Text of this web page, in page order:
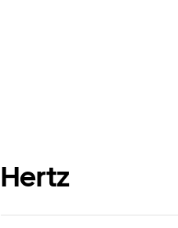
Hertz